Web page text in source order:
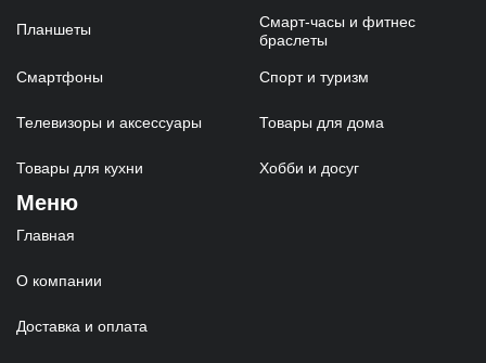
Планшеты
Смарт-часы и фитнес
браслеты
Смартфоны Спорт и туризм
Телевизоры и аксессуары Товары для дома
Товары для кухни Хобби и досуг
Меню
Главная
О компании
Доставка и оплата